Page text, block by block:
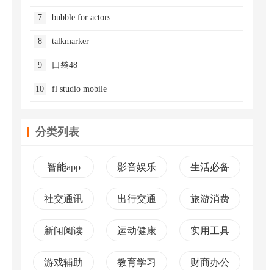
7 bubble for actors
8 talkmarker
9 口袋48
10 fl studio mobile
分类列表
智能app 影音娱乐 生活必备
社交通讯 出行交通 旅游消费
新闻阅读 运动健康 实用工具
游戏辅助 教育学习 财商办公